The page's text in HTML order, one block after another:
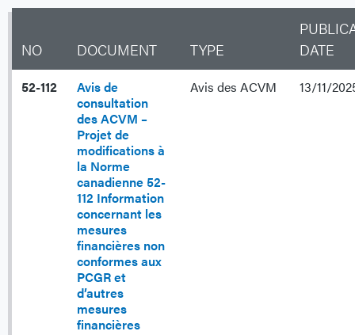
NO DOCUMENT TYPE
DATE
52-112
Avis de
consultation
des ACVM –
Projet de
modifications à
la Norme
canadienne 52-
112 Information
concernant les
mesures
financières non
conformes aux
PCGR et
d’autres
mesures
financières
Avis des ACVM 13/11/